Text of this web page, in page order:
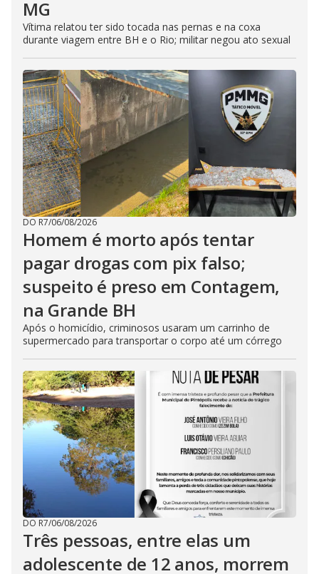
MG
Vítima relatou ter sido tocada nas pernas e na coxa
durante viagem entre BH e o Rio; militar negou ato sexual
DO R7/06/08/2026
Homem é morto após tentar
pagar drogas com pix falso;
suspeito é preso em Contagem,
na Grande BH
Após o homicídio, criminosos usaram um carrinho de
supermercado para transportar o corpo até um córrego
DO R7/06/08/2026
Três pessoas, entre elas um
adolescente de 12 anos, morrem